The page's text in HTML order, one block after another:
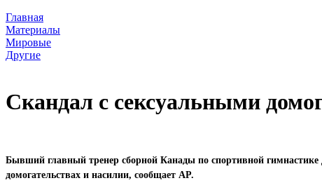
Главная
Материалы
Мировые
Другие
Скандал с сексуальными
Бывший главный тренер сборной Канады по спортивной
домогательствах и насилии, сообщает AP.